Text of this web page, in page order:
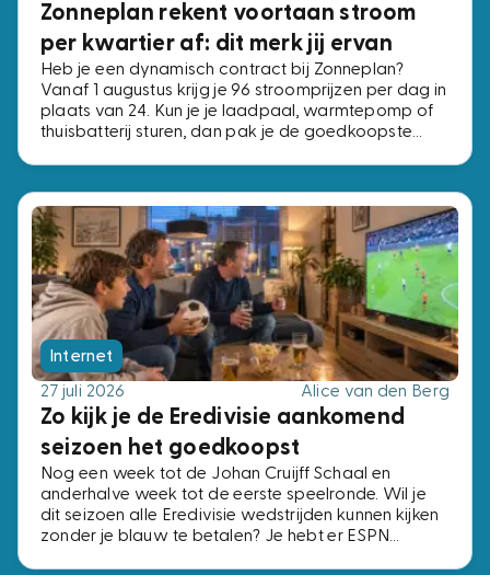
Zonneplan rekent voortaan stroom
per kwartier af: dit merk jij ervan
Heb je een dynamisch contract bij Zonneplan?
Vanaf 1 augustus krijg je 96 stroomprijzen per dag in
plaats van 24. Kun je je laadpaal, warmtepomp of
thuisbatterij sturen, dan pak je de goedkoopste
Internet
27 juli 2026
Alice van den Berg
Zo kijk je de Eredivisie aankomend
seizoen het goedkoopst
Nog een week tot de Johan Cruijff Schaal en
anderhalve week tot de eerste speelronde. Wil je
dit seizoen alle Eredivisie wedstrijden kunnen kijken
zonder je blauw te betalen? Je hebt er ESPN